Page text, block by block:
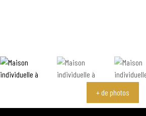
+ de photos